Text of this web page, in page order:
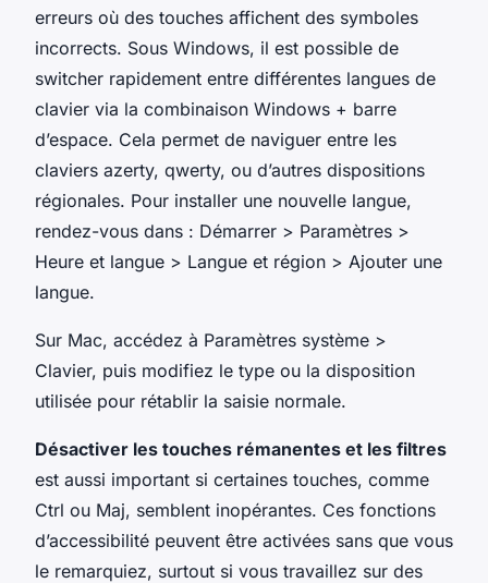
erreurs où des touches affichent des symboles
incorrects. Sous Windows, il est possible de
switcher rapidement entre différentes langues de
clavier via la combinaison Windows + barre
d’espace. Cela permet de naviguer entre les
claviers azerty, qwerty, ou d’autres dispositions
régionales. Pour installer une nouvelle langue,
rendez-vous dans : Démarrer > Paramètres >
Heure et langue > Langue et région > Ajouter une
langue.
Sur Mac, accédez à Paramètres système >
Clavier, puis modifiez le type ou la disposition
utilisée pour rétablir la saisie normale.
Désactiver les touches rémanentes et les filtres
est aussi important si certaines touches, comme
Ctrl ou Maj, semblent inopérantes. Ces fonctions
d’accessibilité peuvent être activées sans que vous
le remarquiez, surtout si vous travaillez sur des